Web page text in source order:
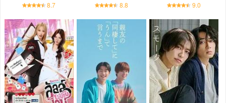
8.7 8.8 9.0